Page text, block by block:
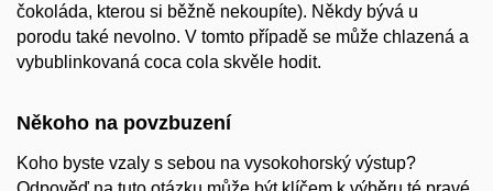
čokoláda, kterou si běžně nekoupíte). Někdy bývá u
porodu také nevolno. V tomto případě se může chlazená a
vybublinkovaná coca cola skvěle hodit.
Někoho na povzbuzení
Koho byste vzaly s sebou na vysokohorský výstup?